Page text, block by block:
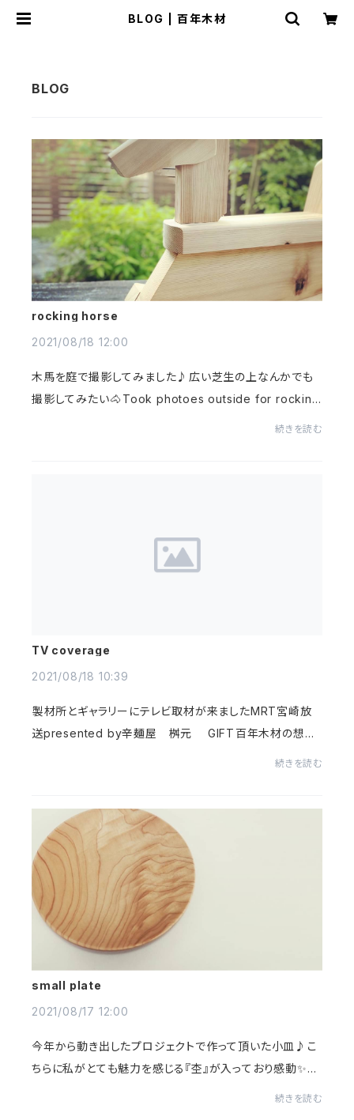
BLOG | 百年木材
rocking horse
2021/08/18 12:00
木馬を庭で撮影してみました♪⁡広い芝生の上なんかでも
撮影してみたい🐴⁡⁡Took photoes outside for rocking
続きを読む
TV coverage
2021/08/18 10:39
⁡製材所とギャラリーにテレビ取材が来ましたMRT宮崎放
送presented by辛麺屋 桝元 GIFT⁡百年木材の想い
続きを読む
small plate
2021/08/17 12:00
今年から動き出したプロジェクトで作って頂いた小皿♪⁡こ
ちらに私がとても魅力を感じる『杢』が入っており感動✨✨⁡
続きを読む